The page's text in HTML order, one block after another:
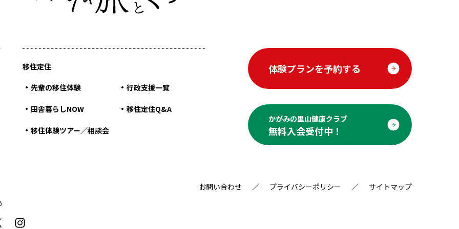
体験プランを予約する
かがみの里山健康クラブ
無料入会受付中！
移住定住
先輩の移住体験
田舎暮らしNOW
移住体験ツアー／相談会
行政支援一覧
移住定住Q&A
お問い合わせ プライバシーポリシー サイトマップ